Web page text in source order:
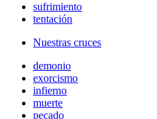
sufrimiento
tentación
Nuestras cruces
demonio
exorcismo
infierno
muerte
pecado